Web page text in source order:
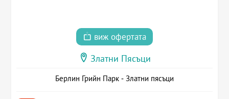
виж офертата
Златни Пясъци
Берлин Грийн Парк - Златни пясъци